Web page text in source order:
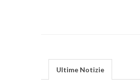
Ultime Notizie